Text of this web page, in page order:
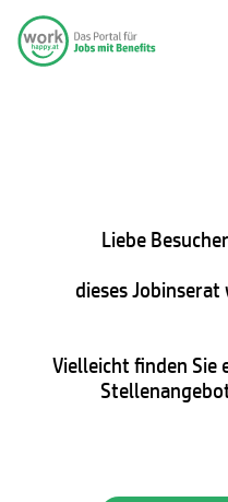
Liebe
dieses
Vielleicht finden Sie